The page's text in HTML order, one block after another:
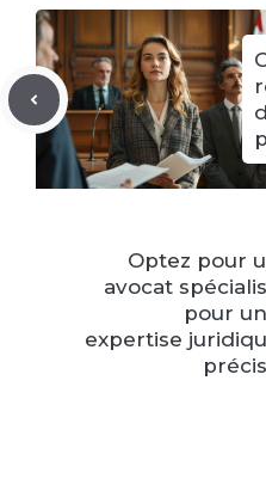
Optez pour
avocat
pour
expertise